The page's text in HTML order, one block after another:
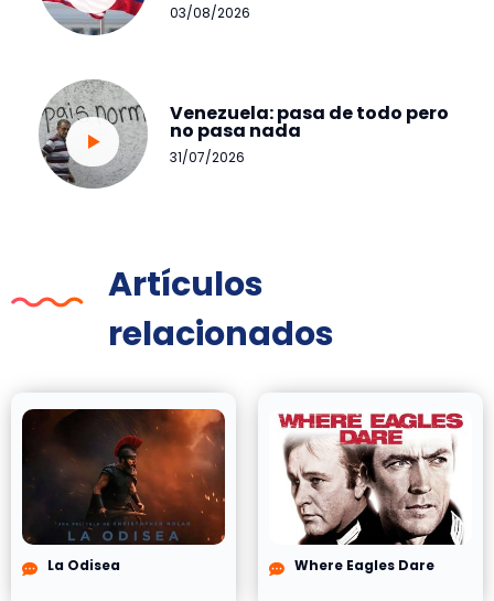
03/08/2026
Venezuela: pasa de todo pero
no pasa nada
31/07/2026
Artículos
relacionados
La Odisea Where Eagles Dare